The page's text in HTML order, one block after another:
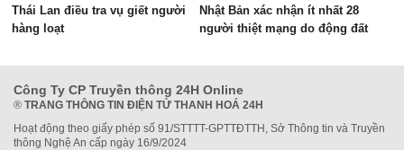
Thái Lan điều tra vụ giết người
hàng loạt
Nhật Bản xác nhận ít nhất 28
người thiệt mạng do động đất
Công Ty CP Truyền thông 24H Online
® TRANG THÔNG TIN ĐIỆN TỬ THANH HOÁ 24H
Hoạt động theo giấy phép số 91/STTTT-GPTTĐTTH, Sở Thông tin và Truyền
thông Nghệ An cấp ngày 16/9/2024